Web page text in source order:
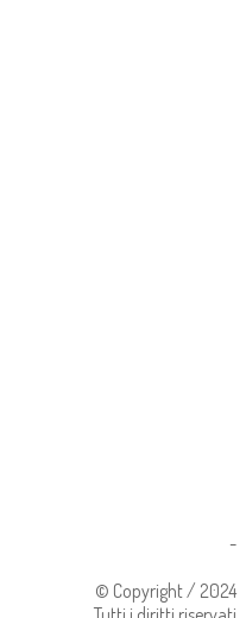
-
© Copyright / 2024